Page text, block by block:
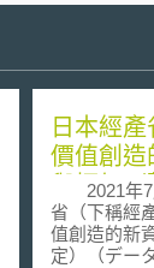
日本經
價值創造
與框架
案徵求意
2021年7
省（下稱經
值創造的新
定）（デー